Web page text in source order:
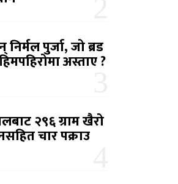
पुर्जा, जो ब्रड
अस्ताए ?
२९६ ग्राम खैरो
चार पक्राउ